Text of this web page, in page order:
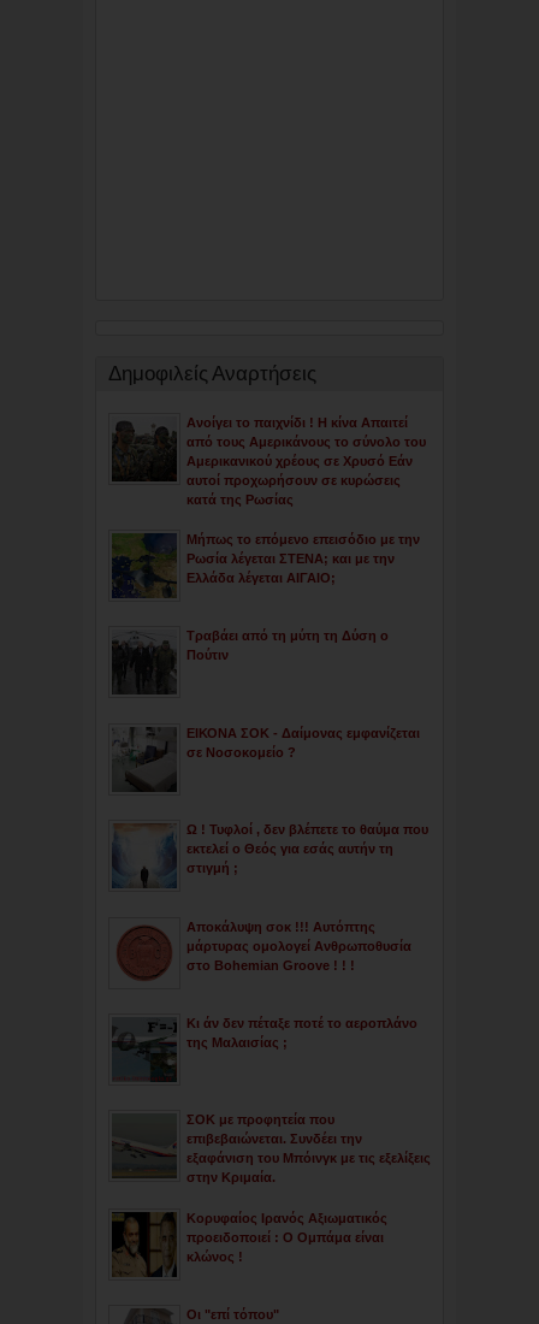
Δημοφιλείς Αναρτήσεις
Ανοίγει το παιχνίδι ! Η κίνα Απαιτεί
από τους Αμερικάνους το σύνολο του
Αμερικανικού χρέους σε Χρυσό Εάν
αυτοί προχωρήσουν σε κυρώσεις
κατά της Ρωσίας
Μήπως το επόμενο επεισόδιο με την
Ρωσία λέγεται ΣΤΕΝΑ; και με την
Ελλάδα λέγεται ΑΙΓΑΙΟ;
Τραβάει από τη μύτη τη Δύση ο
Πούτιν
ΕΙΚΟΝΑ ΣΟΚ - Δαίμονας εμφανίζεται
σε Νοσοκομείο ?
Ω ! Τυφλοί , δεν βλέπετε το θαύμα που
εκτελεί ο Θεός για εσάς αυτήν τη
στιγμή ;
Αποκάλυψη σοκ !!! Αυτόπτης
μάρτυρας ομολογεί Ανθρωποθυσία
στο Bohemian Groove ! ! !
Κι άν δεν πέταξε ποτέ το αεροπλάνο
της Μαλαισίας ;
ΣΟΚ με προφητεία που
επιβεβαιώνεται. Συνδέει την
εξαφάνιση του Μπόινγκ με τις εξελίξεις
στην Κριμαία.
Κορυφαίος Ιρανός Αξιωματικός
προειδοποιεί : Ο Ομπάμα είναι
κλώνος !
Οι "επί τόπου"